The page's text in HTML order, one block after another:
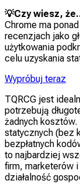
💡Czy wiesz,
Chrome ma
recenzjach jako
użytkowania
celu uzyskania
Wypróbuj teraz
TQRCG jest
potrzebują
żadnych
statycznych (bez
bezpłatnych
to najbardziej
firm, marketerów
działalność